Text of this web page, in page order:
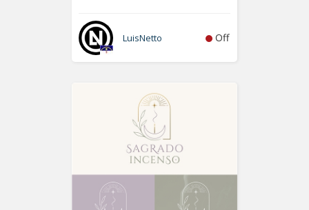
LuisNetto Off